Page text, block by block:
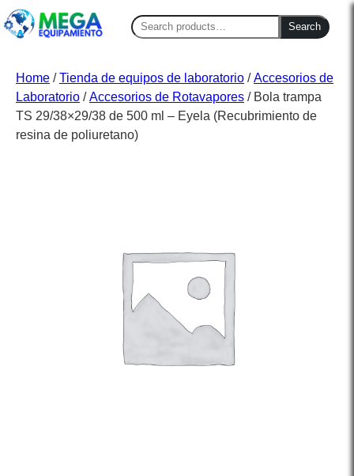
Search
for:
Search
Home /Tienda de equipos de laboratorio /Accesorios de
Laboratorio /Accesorios de Rotavapores / Bola trampa
TS 29/38×29/38 de 500 ml – Eyela (Recubrimiento de
resina de poliuretano)